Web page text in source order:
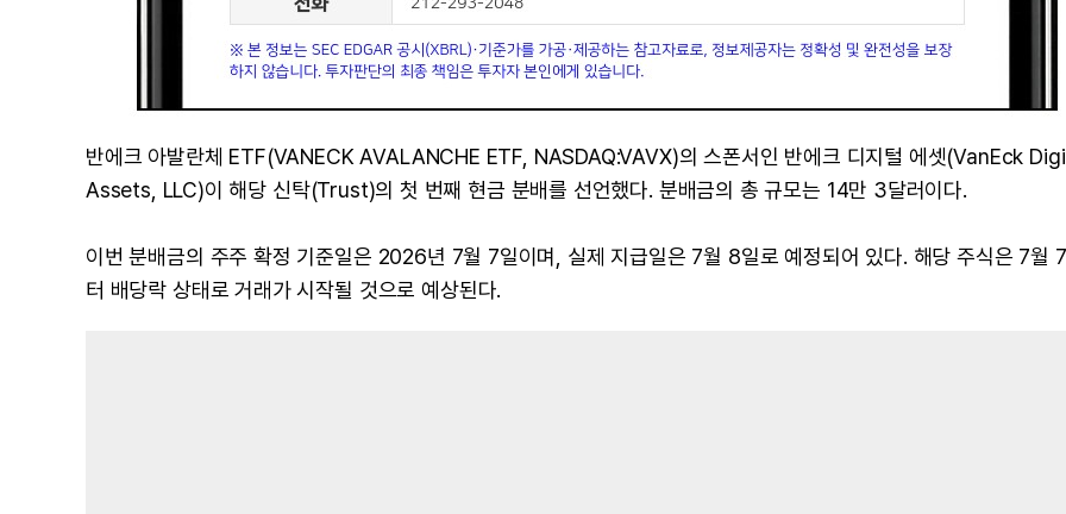
반에크 아발란체 ETF(VANECK AVALANCHE ETF, NASDAQ:VAVX)의 스폰서인 반에크 디지털 에셋(VanEck
Assets, LLC)이 해당 신탁(Trust)의 첫 번째 현금 분배를 선언했다. 분배금의 총 규모는 14만 3달러이다.
이번 분배금의 주주 확정 기준일은 2026년 7월 7일이며, 실제 지급일은 7월 8일로 예정되어 있다. 해당 주식은 7월
터 배당락 상태로 거래가 시작될 것으로 예상된다.